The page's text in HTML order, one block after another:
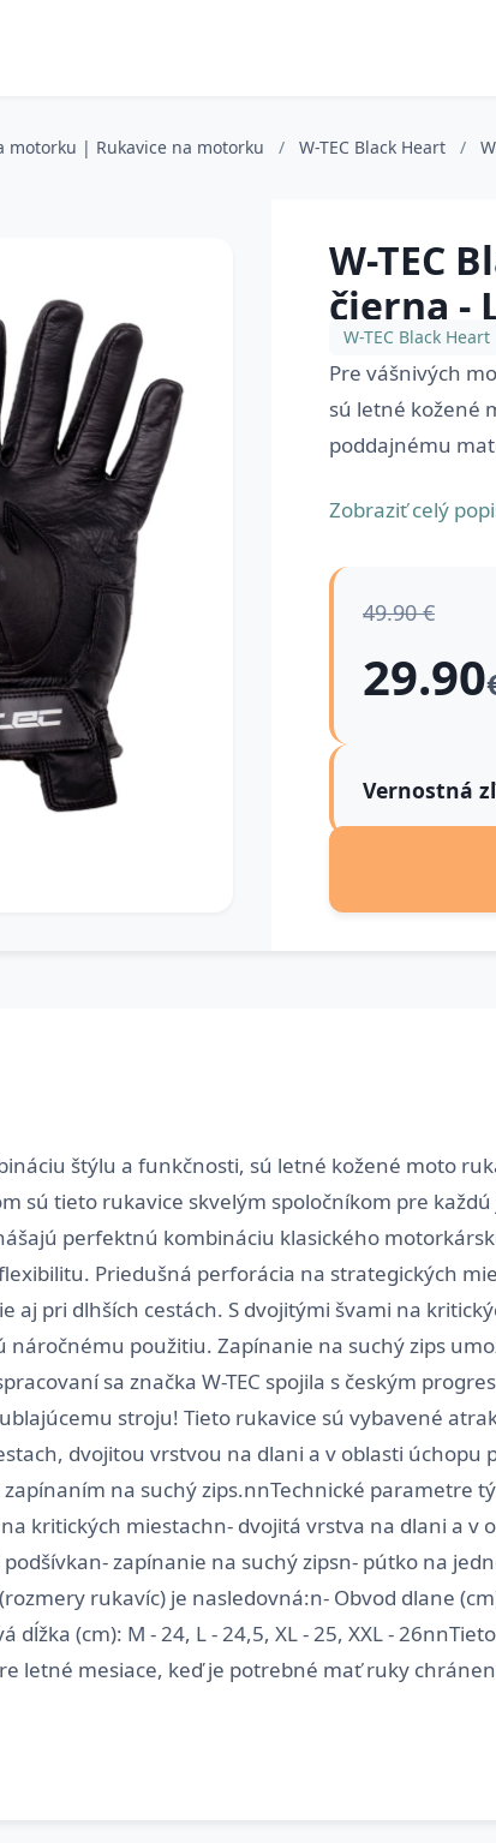
| Rukavice na motorku / W-TEC Black Heart /
W-TEC
čierna -
W-TEC Black Heart
Pre vášnivých
sú letné kožené
poddajnému
Zobraziť celý
49.90 €
29.90
Vernostná
štýlu a funkčnosti, sú letné kožené moto
sú tieto rukavice skvelým spoločníkom pre
perfektnú kombináciu klasického
Priedušná perforácia na strategických
pri dlhších cestách. S dvojitými švami na
použitiu. Zapínanie na suchý zips
sa značka W-TEC spojila s českým
stroju! Tieto rukavice sú vybavené
dvojitou vrstvou na dlani a v oblasti
na suchý zips.nnTechnické parametre
kritických miestachn- dvojitá vrstva na dlani a v
zapínanie na suchý zipsn- pútko na
rukavíc) je nasledovná:n- Obvod dlane
dĺžka (cm): M - 24, L - 24,5, XL - 25, XXL -